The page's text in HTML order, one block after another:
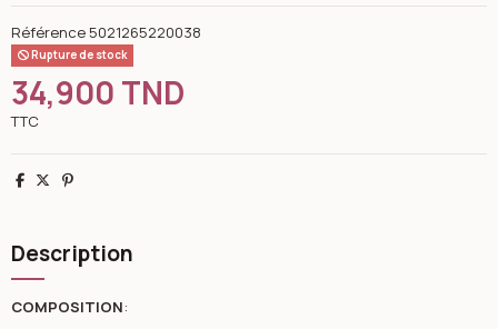
Référence5021265220038
Rupture de stock
34,900 TND
TTC
Partager
TweetPinterest
Description
COMPOSITION: